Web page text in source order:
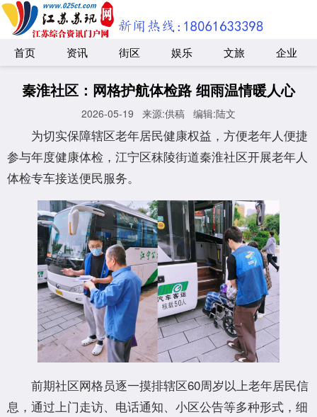
首页 资讯 街区 娱乐 文旅 企业
秦淮社区：网格护航体检路 细雨温情暖人心
2026-05-19 来源:供稿 编辑:陆文
为切实保障辖区老年居民健康权益，方便老年人便捷
参与年度健康体检，江宁区秣陵街道秦淮社区开展老年人
体检专车接送便民服务。
前期社区网格员逐一摸排辖区60周岁以上老年居民信
息，通过上门走访、电话通知、小区公告等多种形式，细